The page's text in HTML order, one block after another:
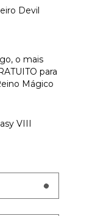
Devil
o mais
para
Mágico
VIII